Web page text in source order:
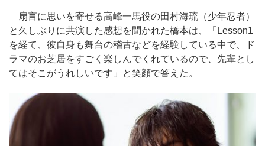
扇言に思いを寄せる高峰一馬役の田村海琉（少年忍者）
と久しぶりに共演した感想を聞かれた橋本は、「Lesson1
を経て、彼自身も舞台の稽古などを経験している中で、ド
ラマのお芝居をすごく楽しんでくれているので、先輩とし
てはそこがうれしいです」と笑顔で答えた。